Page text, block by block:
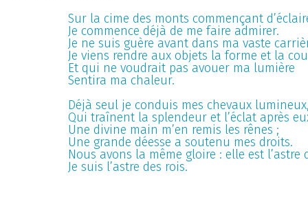
Sur la cime des monts commençant
Je commence déjà de me faire admirer.
Je ne suis guère avant dans ma vaste
Je viens rendre aux objets la forme et la
Et qui ne voudrait pas avouer ma lumière
Sentira ma chaleur.
Déjà seul je conduis mes chevaux
Qui traînent la splendeur et l’éclat après
Une divine main m’en remis les rênes ;
Une grande déesse a soutenu mes droits.
Nous avons la même gloire : elle est l’astre
Je suis l’astre des rois.